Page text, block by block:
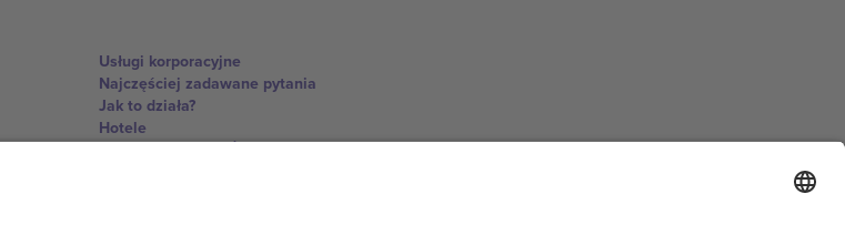
Usługi korporacyjne
Najczęściej zadawane pytania
Jak to działa?
Hotele
Centrum Pucharu Świata